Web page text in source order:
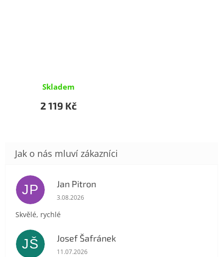
Skladem
2 119 Kč
JP Jan Pitron
Hodnocení obchodu je 5 z 5 hvězdiček.
3.08.2026
Skvělé, rychlé
JŠ Josef Šafránek
Hodnocení obchodu je 5 z 5 hvězdiček.
11.07.2026